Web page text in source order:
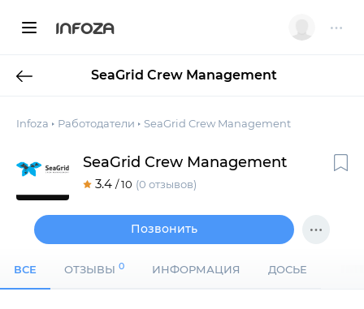
INFOZA
SeaGrid Crew Management
Infoza Работодатели SeaGrid Crew Management
SeaGrid Crew Management
3.4 / 10 (0 отзывов)
Позвонить
ВСЕ ОТЗЫВЫ 0 ИНФОРМАЦИЯ ДОСЬЕ